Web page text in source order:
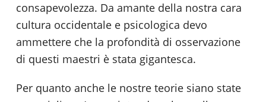
consapevolezza. Da amante della nostra cara
cultura occidentale e psicologica devo
ammettere che la profondità di osservazione
di questi maestri è stata gigantesca.
Per quanto anche le nostre teorie siano state